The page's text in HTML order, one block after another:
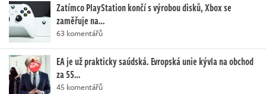
Zatímco PlayStation končí s výrobou disků, Xbox se
zaměřuje na…
63 komentářů
EA je už prakticky saúdská. Evropská unie kývla na obchod
za 55…
45 komentářů